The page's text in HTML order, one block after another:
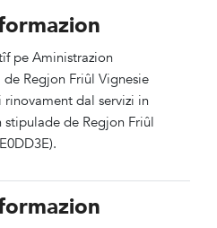
pe Aministrazion
Regjon Friûl Vignesie
dal servizi in
de Regjon Friûl